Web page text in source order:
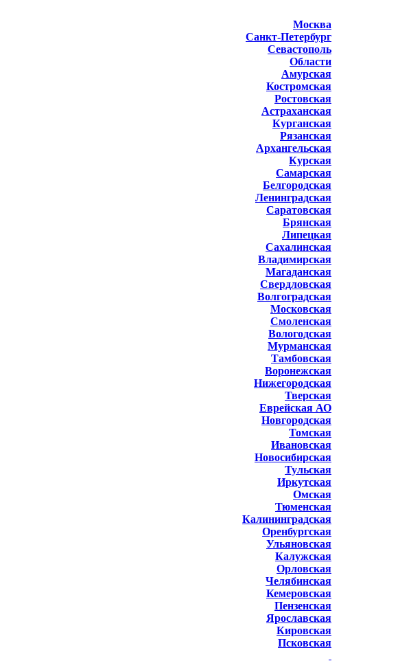
Москва
Санкт-Петербург
Севастополь
Области
Амурская
Костромская
Ростовская
Астраханская
Курганская
Рязанская
Архангельская
Курская
Самарская
Белгородская
Ленинградская
Саратовская
Брянская
Липецкая
Сахалинская
Владимирская
Магаданская
Свердловская
Волгоградская
Московская
Смоленская
Вологодская
Мурманская
Тамбовская
Воронежская
Нижегородская
Тверская
Еврейская АО
Новгородская
Томская
Ивановская
Новосибирская
Тульская
Иркутская
Омская
Тюменская
Калининградская
Оренбургская
Ульяновская
Калужская
Орловская
Челябинская
Кемеровская
Пензенская
Ярославская
Кировская
Псковская